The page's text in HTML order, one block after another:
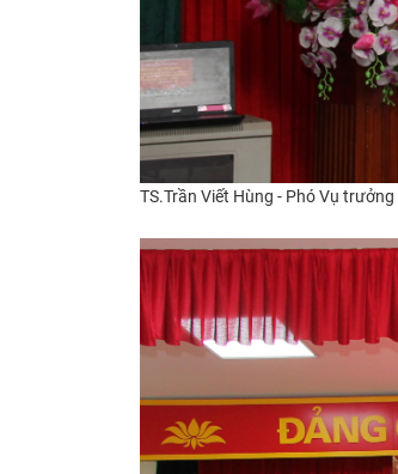
TS.Trần Viết Hùng - Phó Vụ